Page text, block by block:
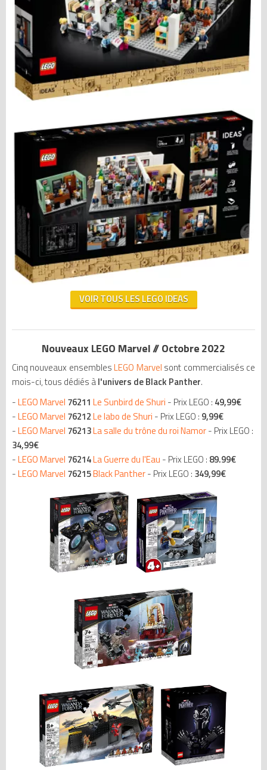
VOIR TOUS LES LEGO IDEAS
Nouveaux LEGO Marvel // Octobre 2022
Cinq nouveaux ensemblesLEGO Marvel sont commercialisés ce
mois-ci, tous dédiés àl'univers de Black Panther.
-LEGO Marvel 76211 Le Sunbird de Shuri - Prix LEGO : 49,99€
-LEGO Marvel 76212Le labo de Shuri - Prix LEGO : 9,99€
-LEGO Marvel 76213La salle du trône du roi Namor- Prix LEGO :
34,99€
-LEGO Marvel 76214La Guerre du l'Eau - Prix LEGO : 89.99€
-LEGO Marvel 76215Black Panther- Prix LEGO : 349,99€